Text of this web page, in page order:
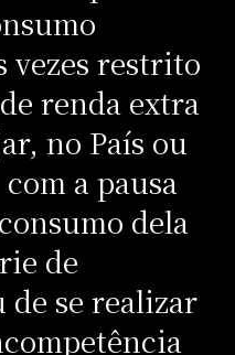
vezes restrito
renda extra
no País ou
a pausa
dela
de
de se realizar